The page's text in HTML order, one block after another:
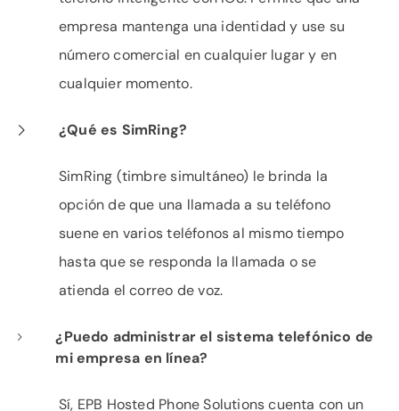
empresa mantenga una identidad y use su
número comercial en cualquier lugar y en
cualquier momento.
¿Qué es SimRing?
SimRing (timbre simultáneo) le brinda la
opción de que una llamada a su teléfono
suene en varios teléfonos al mismo tiempo
hasta que se responda la llamada o se
atienda el correo de voz.
¿Puedo administrar el sistema telefónico de
mi empresa en línea?
Sí, EPB Hosted Phone Solutions cuenta con un